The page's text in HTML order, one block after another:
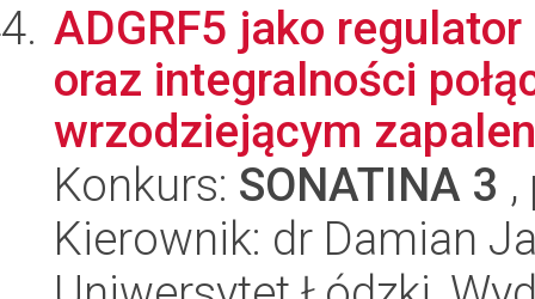
ADGRF5 jako
oraz integralności
wrzodziejącym
Konkurs: SONATINA 3
Kierownik: dr Damian